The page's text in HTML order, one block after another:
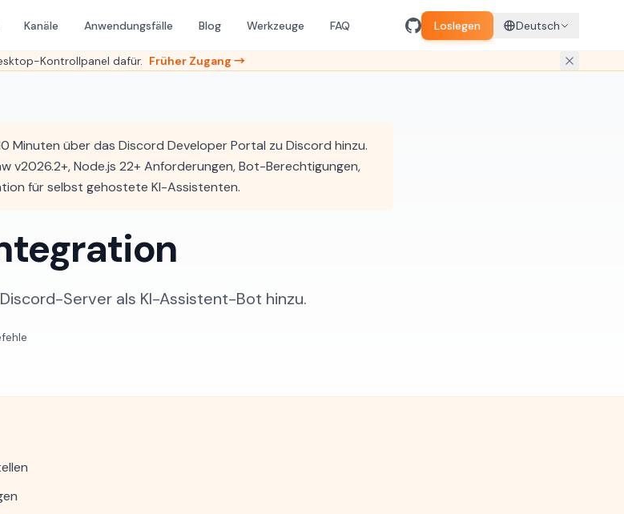
Kanäle Anwendungsfälle Blog Werkzeuge FAQ Loslegen Deutsch
Kontrollpanel dafür. Früher Zugang →
Minuten über das Discord Developer Portal zu Discord hinzu.
v2026.2+, Node.js 22+ Anforderungen, Bot-Berechtigungen,
für selbst gehostete KI-Assistenten.
Server als KI-Assistent-Bot hinzu.